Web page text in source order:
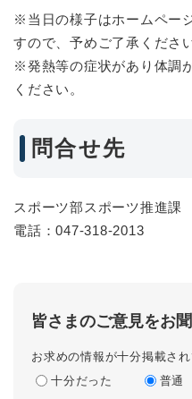
※当日の様子はホームペー
すので、予めご了承ください
※発熱等の症状があり体調
ください。
問合せ先
スポーツ部スポーツ推進課
電話：047-318-2013
皆さまのご意見をお
お求めの情報が十分掲載さ
十分だった
普通